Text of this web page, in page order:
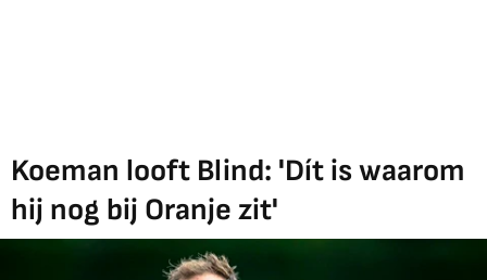
Koeman looft Blind: 'Dít is waarom
hij nog bij Oranje zit'